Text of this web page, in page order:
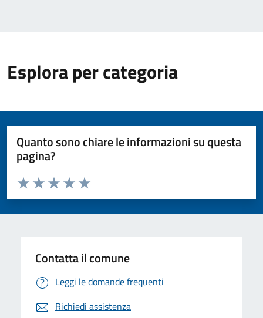
Esplora per categoria
Quanto sono chiare le informazioni su questa
pagina?
Valuta da 1 a 5 stelle la pagina
Valuta 5 stelle su 5
Valuta 4 stelle su 5
Valuta 3 stelle su 5
Valuta 2 stelle su 5
Valuta 1 stelle su 5
Contatta il comune
Leggi le domande frequenti
Richiedi assistenza